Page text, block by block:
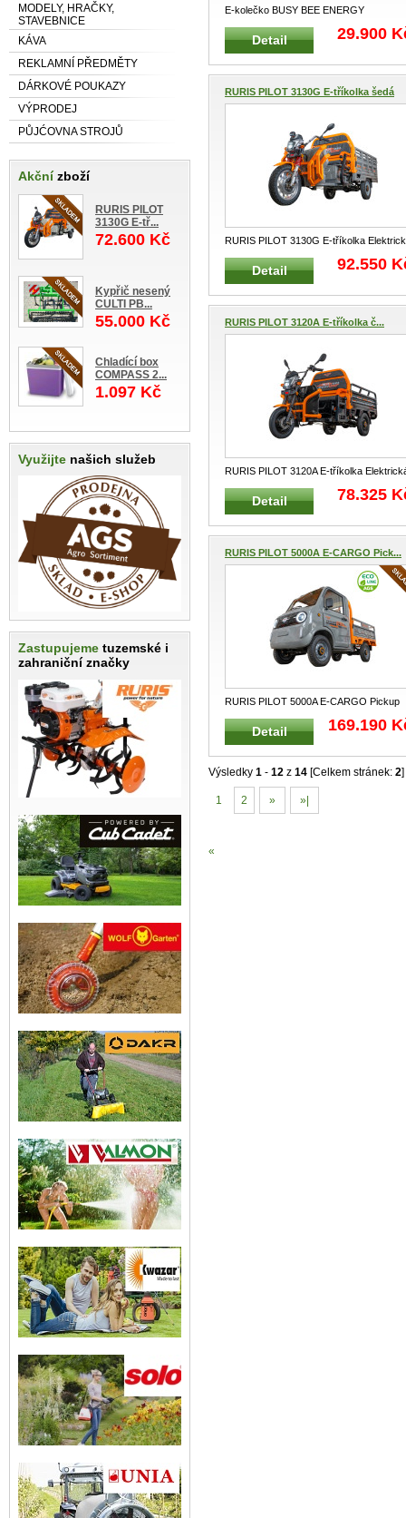
MODELY, HRAČKY,
STAVEBNICE
KÁVA
REKLAMNÍ PŘEDMĚTY
DÁRKOVÉ POUKAZY
VÝPRODEJ
PŮJĆOVNA STROJŮ
Akčnízboží
RURIS PILOT
3130G E-tř...
72.600 Kč
Kypřič nesený
CULTI PB...
55.000 Kč
Chladící box
COMPASS 2...
1.097 Kč
Využijte našich služeb
Zastupujeme tuzemské i
zahraniční značky
E-kolečko BUSY BEE ENERGY
ADVENTURE objem korby 160L černé
Elektrické...
Detail 29.900
RURIS PILOT 3130G E-tříkolka šedá
RURIS PILOT 3130G E-tříkolka
tříkolka je ideálním partn
Detail 92.550
RURIS PILOT 3120A E-tříkolka č...
RURIS PILOT 3120A E-tříkolka
tříkolka je ideálním partn
Detail 78.325
RURIS PILOT 5000A E-CARGO Pick...
RURIS PILOT 5000A E-CARGO Pickup
LUX Elektrický pickup s korbou vh
Detail 169.190
Výsledky 1 - 12 z 14 [Celkem stránek: 2]
1 2 » »|
«